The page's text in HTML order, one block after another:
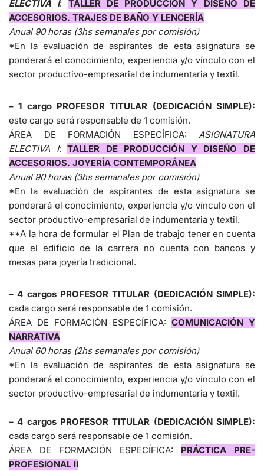
ELECTIVA I: TALLER DE PRODUCCIÓN Y DISEÑO DE
ACCESORIOS. TRAJES DE BAÑO Y LENCERÍA
Anual 90 horas (3hs semanales por comisión)
*En la evaluación de aspirantes de esta asignatura se
ponderará el conocimiento, experiencia y/o vínculo con el
sector productivo-empresarial de indumentaria y textil.
– 1 cargo PROFESOR TITULAR (DEDICACIÓN SIMPLE):
este cargo será responsable de 1 comisión.
ÁREA DE FORMACIÓN ESPECÍFICA: ASIGNATURA
ELECTIVA I:TALLER DE PRODUCCIÓN Y DISEÑO DE
ACCESORIOS. JOYERÍA CONTEMPORÁNEA
Anual 90 horas (3hs semanales por comisión)
*En la evaluación de aspirantes de esta asignatura se
ponderará el conocimiento, experiencia y/o vínculo con el
sector productivo-empresarial de indumentaria y textil.
**A la hora de formular el Plan de trabajo tener en cuenta
que el edificio de la carrera no cuenta con bancos y
mesas para joyería tradicional.
– 4 cargos PROFESOR TITULAR (DEDICACIÓN SIMPLE):
cada cargo será responsable de 1 comisión.
ÁREA DE FORMACIÓN ESPECÍFICA: COMUNICACIÓN Y
NARRATIVA
Anual 60 horas (2hs semanales por comisión)
*En la evaluación de aspirantes de esta asignatura se
ponderará el conocimiento, experiencia y/o vínculo con el
sector productivo-empresarial de indumentaria y textil.
– 4 cargos PROFESOR TITULAR (DEDICACIÓN SIMPLE):
cada cargo será responsable de 1 comisión.
ÁREA DE FORMACIÓN ESPECÍFICA: PRÁCTICA PRE-
PROFESIONAL II